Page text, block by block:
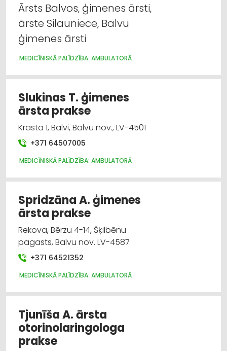
Ārsts Balvos, ģimenes ārsti,
ārste Silauniece, Balvu
ģimenes ārsti
MEDICĪNISKĀ PALĪDZĪBA: AMBULATORĀ
Slukinas T. ģimenes
ārsta prakse
Krasta 1, Balvi, Balvu nov., LV-4501
+371 64507005
MEDICĪNISKĀ PALĪDZĪBA: AMBULATORĀ
Spridzāna A. ģimenes
ārsta prakse
Rekova, Bērzu 4-14, Šķilbēnu
pagasts, Balvu nov. LV-4587
+371 64521352
MEDICĪNISKĀ PALĪDZĪBA: AMBULATORĀ
Tjunīša A. ārsta
otorinolaringologa
prakse